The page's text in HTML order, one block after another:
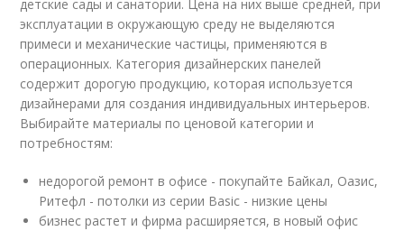
детские сады и санатории. Цена на них выше средней, при
эксплуатации в окружающую среду не выделяются
примеси и механические частицы, применяются в
операционных. Категория дизайнерских панелей
содержит дорогую продукцию, которая используется
дизайнерами для создания индивидуальных интерьеров.
Выбирайте материалы по ценовой категории и
потребностям:
недорогой ремонт в офисе - покупайте Байкал, Оазис,
Ритефл - потолки из серии Basic - низкие цены
бизнес растет и фирма расширяется, в новый офис